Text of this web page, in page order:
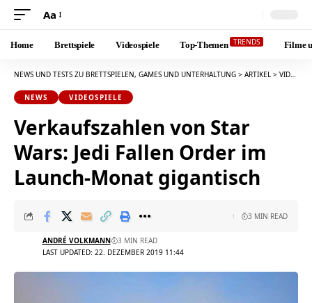
Font
Resizer
Aa
Home Brettspiele Videospiele Top-Themen TRENDS Filme
NEWS UND TESTS ZU BRETTSPIELEN, GAMES UND UNTERHALTUNG > ARTIKEL > VIDEOSPIELE
NEWS VIDEOSPIELE
Verkaufszahlen von Star
Wars: Jedi Fallen Order im
Launch-Monat gigantisch
LAST UPDATED: 22. DEZEMBER 2019 11:44
ANDRÉ VOLKMANN 3 MIN READ
3 MIN READ